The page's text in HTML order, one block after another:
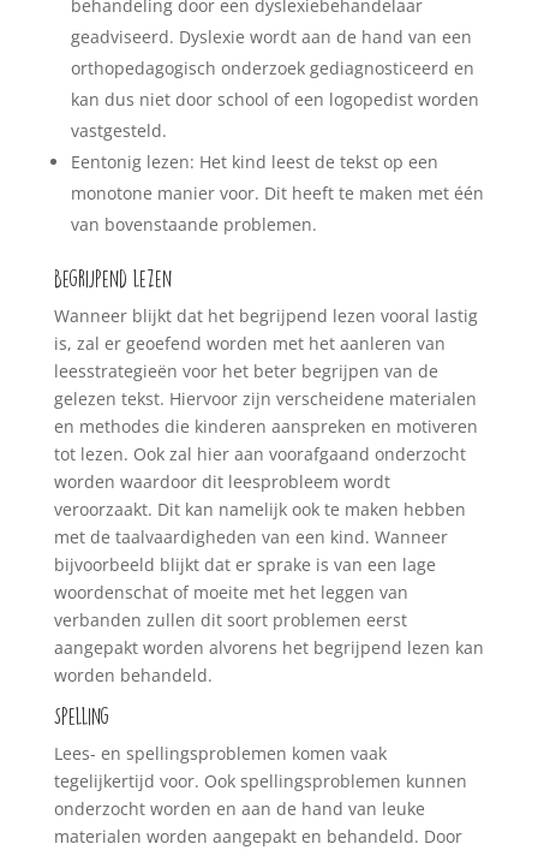
behandeling door een dyslexiebehandelaar
geadviseerd. Dyslexie wordt aan de hand van een
orthopedagogisch onderzoek gediagnosticeerd en
kan dus niet door school of een logopedist worden
vastgesteld.
Eentonig lezen: Het kind leest de tekst op een
monotone manier voor. Dit heeft te maken met één
van bovenstaande problemen.
Begrijpend lezen
Wanneer blijkt dat het begrijpend lezen vooral lastig
is, zal er geoefend worden met het aanleren van
leesstrategieën voor het beter begrijpen van de
gelezen tekst. Hiervoor zijn verscheidene materialen
en methodes die kinderen aanspreken en motiveren
tot lezen. Ook zal hier aan voorafgaand onderzocht
worden waardoor dit leesprobleem wordt
veroorzaakt. Dit kan namelijk ook te maken hebben
met de taalvaardigheden van een kind. Wanneer
bijvoorbeeld blijkt dat er sprake is van een lage
woordenschat of moeite met het leggen van
verbanden zullen dit soort problemen eerst
aangepakt worden alvorens het begrijpend lezen kan
worden behandeld.
Spelling
Lees- en spellingsproblemen komen vaak
tegelijkertijd voor. Ook spellingsproblemen kunnen
onderzocht worden en aan de hand van leuke
materialen worden aangepakt en behandeld. Door